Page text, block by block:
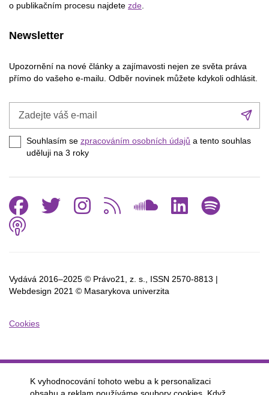
o publikačním procesu najdete zde
Newsletter
Upozornění na nové články a zajímavosti nejen ze světa práva
přímo do vašeho e-mailu. Odběr novinek můžete kdykoli odhlásit.
e-
mail
Souhlasím se zpracováním osobních údajů a tento souhlas
uděluji na 3 roky
Vydává 2016–2025 © Právo21, z. s., ISSN 2570-8813 |
Webdesign 2021 © Masarykova univerzita
Cookies
Facebook
Twitter
Instagram
RSS
Podcast
K vyhodnocování tohoto webu a k personalizaci